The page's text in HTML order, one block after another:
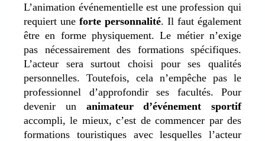
L’animation événementielle est une profession qui
requiert une forte personnalité. Il faut également
être en forme physiquement. Le métier n’exige
pas nécessairement des formations spécifiques.
L’acteur sera surtout choisi pour ses qualités
personnelles. Toutefois, cela n’empêche pas le
professionnel d’approfondir ses facultés. Pour
devenir un animateur d’événement sportif
accompli, le mieux, c’est de commencer par des
formations touristiques avec lesquelles l’acteur